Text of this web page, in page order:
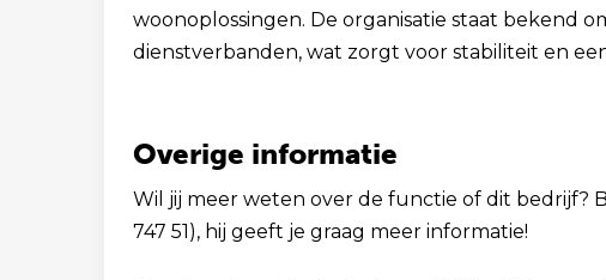
woonoplossingen. De organisatie staat bekend
dienstverbanden, wat zorgt voor stabiliteit en
Overige informatie
Wil jij meer weten over de functie of dit bedrijf?
747 51), hij geeft je graag meer informatie!